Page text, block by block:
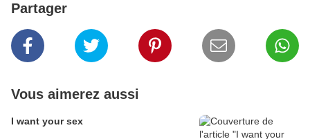
Partager
Vous aimerez aussi
I want your sex